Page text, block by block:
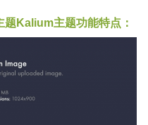
Kalium主题功能特点：